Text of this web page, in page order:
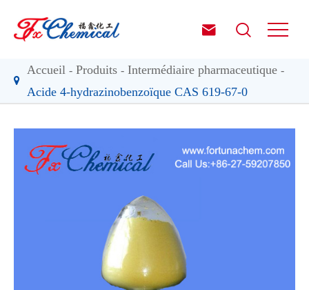
 
Accueil Produits
Intermédiaire pharmaceutique
Acide 4-hydrazinobenzoïque CAS 619-67-0